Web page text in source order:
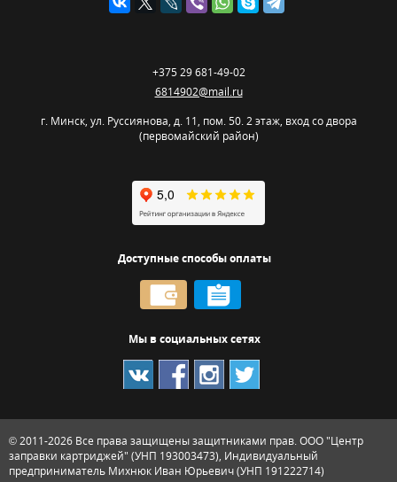
Доступные способы оплаты
Мы в социальных сетях
+375 29 681-49-02
6814902@mail.ru
г. Минск, ул. Руссиянова, д. 11, пом. 50. 2 этаж, вход со двора
(первомайский район)
© 2011-2026 Все права защищены защитниками прав. ООО "Центр
заправки картриджей" (УНП 193003473), Индивидуальный
предприниматель Михнюк Иван Юрьевич (УНП 191222714)